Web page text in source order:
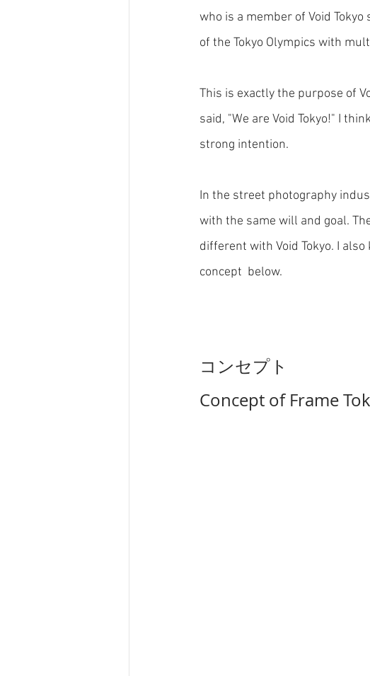
who is a member of Void
of the Tokyo Olympics with
This is exactly the purpose of
said, "We are Void Tokyo!" I
strong intention.
In the street photography
with the same will and goal.
different with Void Tokyo. I
concept  below.
コンセプト
Concept of Frame